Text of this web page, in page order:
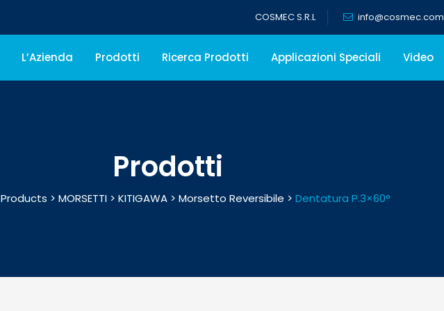
COSMEC S.R.L info@cosmec.com
L’Azienda Prodotti Ricerca Prodotti Applicazioni Speciali Video
Prodotti
Products > MORSETTI> KITIGAWA> Morsetto Reversibile > Dentatura P.3×60°